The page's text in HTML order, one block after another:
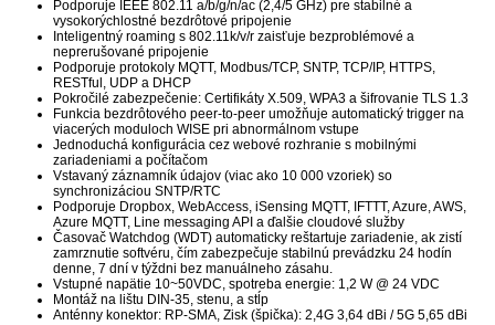
Podporuje IEEE 802.11 a/b/g/n/ac (2,4/5 GHz) pre stabilné a
vysokorýchlostné bezdrôtové pripojenie
Inteligentný roaming s 802.11k/v/r zaisťuje bezproblémové a
neprerušované pripojenie
Podporuje protokoly MQTT, Modbus/TCP, SNTP, TCP/IP, HTTPS,
RESTful, UDP a DHCP
Pokročilé zabezpečenie: Certifikáty X.509, WPA3 a šifrovanie TLS 1.3
Funkcia bezdrôtového peer-to-peer umožňuje automatický trigger na
viacerých moduloch WISE pri abnormálnom vstupe
Jednoduchá konfigurácia cez webové rozhranie s mobilnými
zariadeniami a počítačom
Vstavaný záznamník údajov (viac ako 10 000 vzoriek) so
synchronizáciou SNTP/RTC
Podporuje Dropbox, WebAccess, iSensing MQTT, IFTTT, Azure, AWS,
Azure MQTT, Line messaging API a ďalšie cloudové služby
Časovač Watchdog (WDT) automaticky reštartuje zariadenie, ak zistí
zamrznutie softvéru, čím zabezpečuje stabilnú prevádzku 24 hodín
denne, 7 dní v týždni bez manuálneho zásahu.
Vstupné napätie 10~50VDC, spotreba energie: 1,2 W @ 24 VDC
Montáž na lištu DIN-35, stenu, a stĺp
Anténny konektor: RP-SMA, Zisk (špička): 2,4G 3,64 dBi / 5G 5,65 dBi